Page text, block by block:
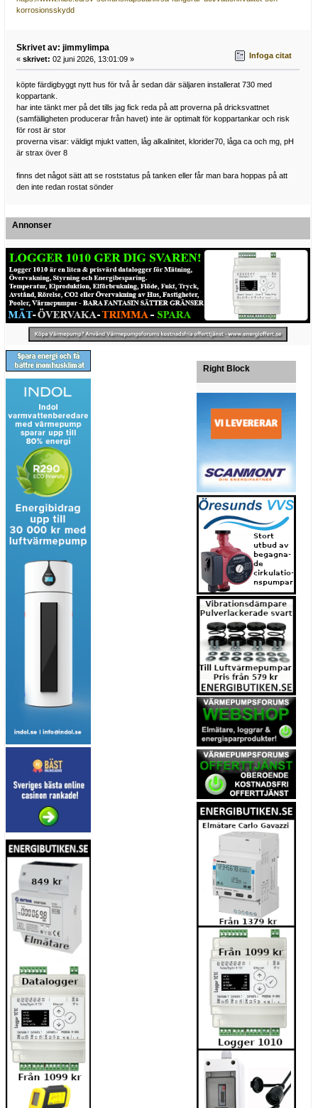
korrosionsskydd
Skrivet av: jimmylimpa
« skrivet: 02 juni 2026, 13:01:09 » Infoga citat
köpte färdigbyggt nytt hus för två år sedan där säljaren installerat 730 med
koppartank.
har inte tänkt mer på det tills jag fick reda på att proverna på dricksvattnet
(samfälligheten producerar från havet) inte är optimalt för koppartankar och risk
för rost är stor
proverna visar: väldigt mjukt vatten, låg alkalinitet, klorider70, låga ca och mg, pH
är strax över 8
finns det något sätt att se roststatus på tanken eller får man bara hoppas på att
den inte redan rostat sönder
Annonser
Right Block